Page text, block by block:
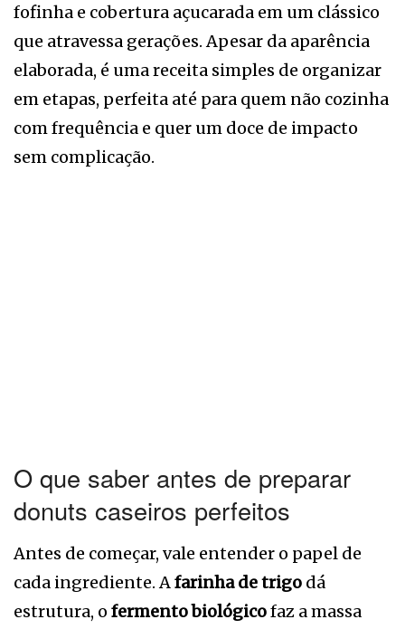
fofinha e cobertura açucarada em um clássico
que atravessa gerações. Apesar da aparência
elaborada, é uma receita simples de organizar
em etapas, perfeita até para quem não cozinha
com frequência e quer um doce de impacto
sem complicação.
O que saber antes de preparar
donuts caseiros perfeitos
Antes de começar, vale entender o papel de
cada ingrediente. Afarinha de trigo dá
estrutura, o fermento biológicofaz a massa